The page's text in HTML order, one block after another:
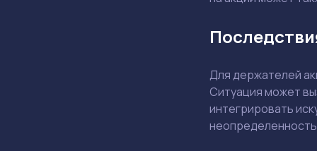
Для держателей
Ситуация может
интегрировать